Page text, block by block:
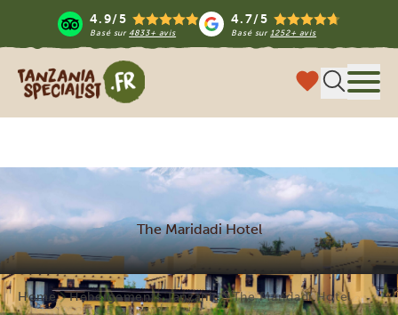
4.9/5
Basé sur 4833+ avis
4.7/5
Basé sur1252+ avis
Tanzania Specialist
The Maridadi Hotel
Home Hébergements Tanzanie The Maridadi Hotel